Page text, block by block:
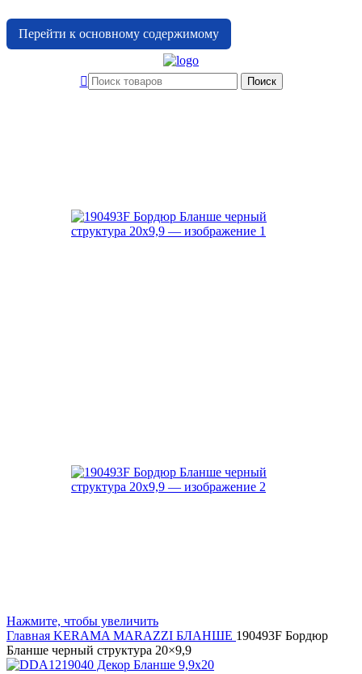
Перейти к основному содержимому
Поиск
Нажмите, чтобы увеличить
Главная KERAMA MARAZZI БЛАНШЕ 190493F Бордюр
Бланше черный структура 20×9,9